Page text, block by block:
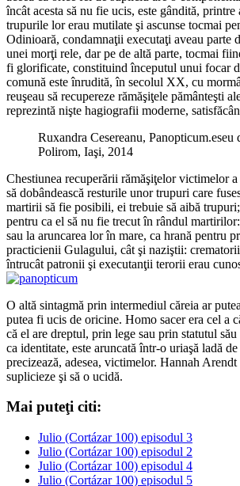
încât acesta să nu fie ucis, este gândită,
trupurile lor erau mutilate şi ascunse tocmai
Odinioară, condamnaţii executaţi aveau parte
unei morţi rele, dar pe de altă parte, tocmai
fi glorificate, constituind începutul unui focar
comună este înrudită, în secolul XX, cu
reuşeau să recupereze rămăşiţele
reprezintă nişte hagiografii moderne,
Ruxandra Cesereanu,
Polirom, Iaşi, 2014
Chestiunea recuperării rămăşiţelor victimelor
să dobândească resturile unor trupuri care
martirii să fie posibili, ei trebuie să aibă
pentru ca el să nu fie trecut în rândul
sau la aruncarea lor în mare, ca hrană pentru
practicienii Gulagului, cât şi naziştii:
întrucât patronii şi executanţii terorii erau
O altă sintagmă prin intermediul căreia ar
putea fi ucis de oricine. Homo sacer era cel a
că el are dreptul, prin lege sau prin statutul
ca identitate, este aruncată într-o uriaşă ladă
precizează, adesea, victimelor. Hannah
suplicieze şi să o ucidă.
Mai puteţi citi:
Julio (Cortázar 100) episodul 3
Julio (Cortázar 100) episodul 2
Julio (Cortázar 100) episodul 4
Julio (Cortázar 100) episodul 5